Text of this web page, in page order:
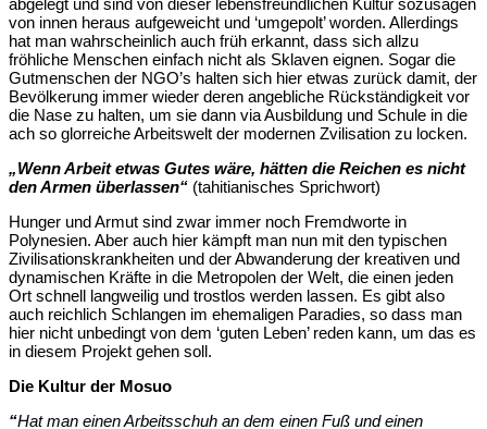
von innen heraus aufgeweicht und ‘umgepolt’ worden. Allerdings
hat man wahrscheinlich auch früh erkannt, dass sich allzu
fröhliche Menschen einfach nicht als Sklaven eignen. Sogar die
Gutmenschen der NGO’s halten sich hier etwas zurück damit, der
Bevölkerung immer wieder deren angebliche Rückständigkeit vor
die Nase zu halten, um sie dann via Ausbildung und Schule in die
ach so glorreiche Arbeitswelt der modernen Zvilisation zu locken.
„Wenn Arbeit etwas Gutes wäre, hätten die Reichen es nicht
den Armen überlassen“ (tahitianisches Sprichwort)
Hunger und Armut sind zwar immer noch Fremdworte in
Polynesien. Aber auch hier kämpft man nun mit den typischen
Zivilisationskrankheiten und der Abwanderung der kreativen und
dynamischen Kräfte in die Metropolen der Welt, die einen jeden
Ort schnell langweilig und trostlos werden lassen. Es gibt also
auch reichlich Schlangen im ehemaligen Paradies, so dass man
hier nicht unbedingt von dem ‘guten Leben’ reden kann, um das es
in diesem Projekt gehen soll.
Die Kultur der Mosuo
“Hat man einen Arbeitsschuh an dem einen Fuß und einen